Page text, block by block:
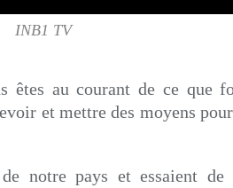
INB1 TV
êtes au courant de ce que
et mettre des moyens
notre pays et essaient de